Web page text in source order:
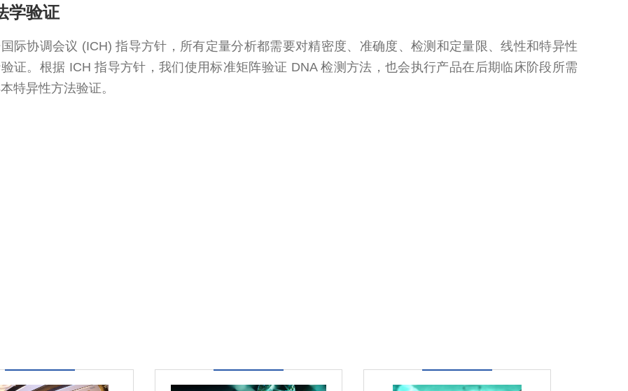
学验证
际协调会议 (ICH) 指导方针，所有定量分析都需要对精密度、准确度、检测和定量限、线性和特异性
证。根据 ICH 指导方针，我们使用标准矩阵验证 DNA 检测方法，也会执行产品在后期临床阶段所需
特异性方法验证。